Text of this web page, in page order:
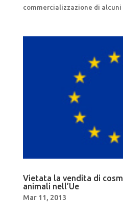
commercializzazione di alcuni
Vietata la vendita di
animali nell’Ue
Mar 11, 2013